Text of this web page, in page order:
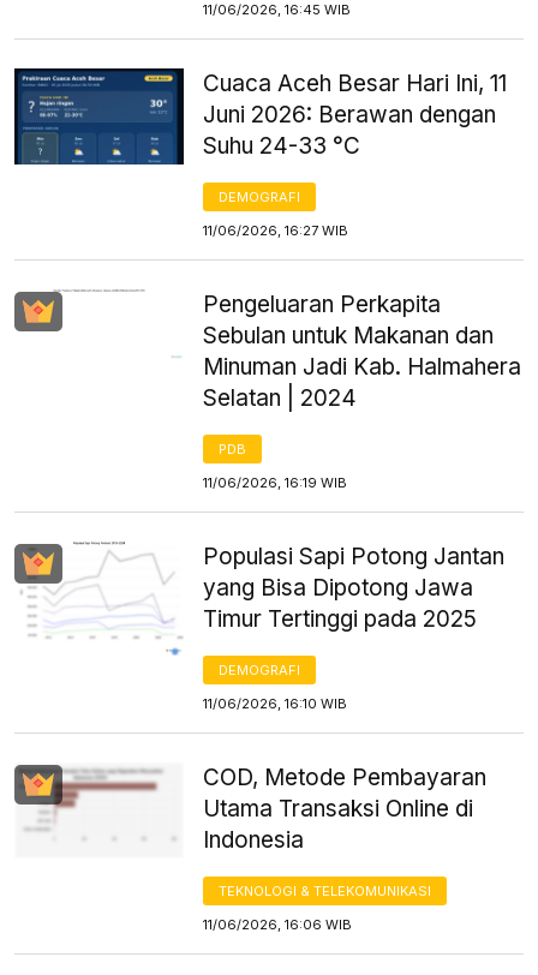
11/06/2026, 16:45 WIB
Cuaca Aceh Besar Hari Ini, 11
Juni 2026: Berawan dengan
Suhu 24-33 °C
DEMOGRAFI
11/06/2026, 16:27 WIB
Pengeluaran Perkapita
Sebulan untuk Makanan dan
Minuman Jadi Kab. Halmahera
Selatan | 2024
PDB
11/06/2026, 16:19 WIB
Populasi Sapi Potong Jantan
yang Bisa Dipotong Jawa
Timur Tertinggi pada 2025
DEMOGRAFI
11/06/2026, 16:10 WIB
COD, Metode Pembayaran
Utama Transaksi Online di
Indonesia
TEKNOLOGI & TELEKOMUNIKASI
11/06/2026, 16:06 WIB